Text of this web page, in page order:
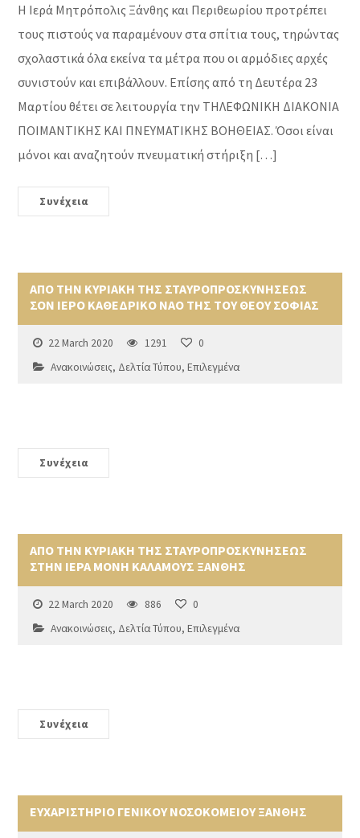
Η Ιερά Μητρόπολις Ξάνθης και Περιθεωρίου προτρέπει
τους πιστούς να παραμένουν στα σπίτια τους, τηρώντας
σχολαστικά όλα εκείνα τα μέτρα που οι αρμόδιες αρχές
συνιστούν και επιβάλλουν. Επίσης από τη Δευτέρα 23
Μαρτίου θέτει σε λειτουργία την ΤΗΛΕΦΩΝΙΚΗ ΔΙΑΚΟΝΙΑ
ΠΟΙΜΑΝΤΙΚΗΣ ΚΑΙ ΠΝΕΥΜΑΤΙΚΗΣ ΒΟΗΘΕΙΑΣ. Όσοι είναι
μόνοι και αναζητούν πνευματική στήριξη […]
Συνέχεια
ΑΠΟ ΤΗΝ ΚΥΡΙΑΚΗ ΤΗΣ ΣΤΑΥΡΟΠΡΟΣΚΥΝΗΣΕΩΣ
ΣΟΝ ΙΕΡΟ ΚΑΘΕΔΡΙΚΟ ΝΑΟ ΤΗΣ ΤΟΥ ΘΕΟΥ ΣΟΦΙΑΣ
22 March 2020 1291
0
Ανακοινώσεις, Δελτία Τύπου,Επιλεγμένα
Συνέχεια
ΑΠΟ ΤΗΝ ΚΥΡΙΑΚΗ ΤΗΣ ΣΤΑΥΡΟΠΡΟΣΚΥΝΗΣΕΩΣ
ΣΤΗΝ ΙΕΡΑ ΜΟΝΗ ΚΑΛΑΜΟΥΣ ΞΑΝΘΗΣ
22 March 2020 886
0
Ανακοινώσεις, Δελτία Τύπου,Επιλεγμένα
Συνέχεια
ΕΥΧΑΡΙΣΤΗΡΙΟ ΓΕΝΙΚΟΥ ΝΟΣΟΚΟΜΕΙΟΥ ΞΑΝΘΗΣ